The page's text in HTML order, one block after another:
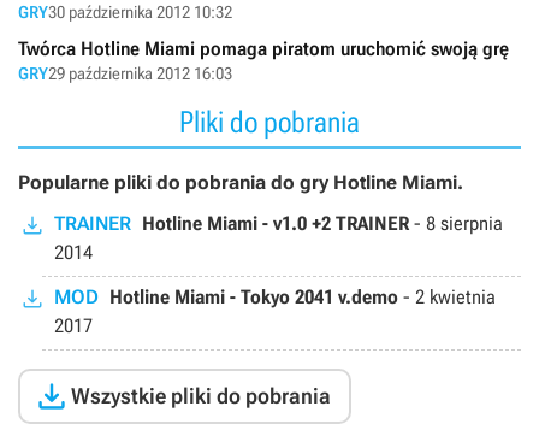
GRY30 października 2012 10:32
Twórca Hotline Miami pomaga piratom uruchomić swoją grę
GRY29 października 2012 16:03
Pliki do pobrania
Popularne pliki do pobrania do gry Hotline Miami.
TRAINER Hotline Miami - v1.0 +2 TRAINER - 8 sierpnia
2014
MOD Hotline Miami - Tokyo 2041 v.demo - 2 kwietnia
2017
 Wszystkie pliki do pobrania